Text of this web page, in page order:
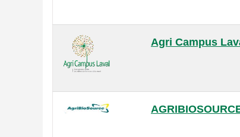
Agri Campus